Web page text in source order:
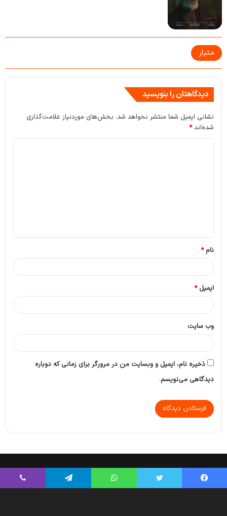
متیار
دیدگاهتان را بنویسید
نشانی ایمیل شما منتشر نخواهد شد. بخش‌های موردنیاز علامت‌گذاری
شده‌اند*
*
نام*
ایمیل*
وب‌ سایت
ذخیره نام، ایمیل و وبسایت من در مرورگر برای زمانی که دوباره
دیدگاهی می‌نویسم.